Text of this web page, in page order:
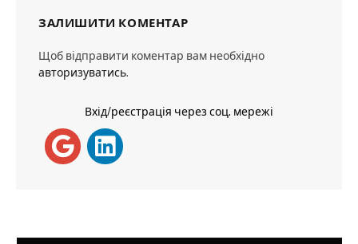
ЗАЛИШИТИ КОМЕНТАР
Щоб відправити коментар вам необхідно
авторизуватись.
Вхід/реєстрація через соц. мережі